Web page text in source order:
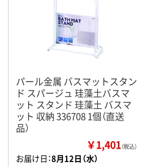
パール金属 バスマットスタン
ド スパージュ 珪藻土バスマ
ット スタンド 珪藻土 バスマ
ット 収納 336708 1個（直送
品）
￥1,401（税込）
お届け日：8月12日（水）